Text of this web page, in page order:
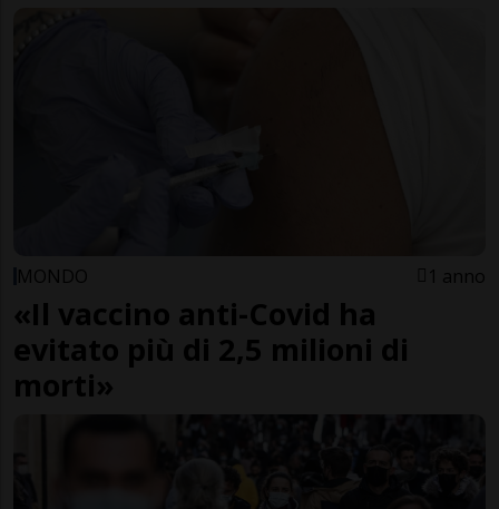
MONDO 1 anno
«Il vaccino anti-Covid ha
evitato più di 2,5 milioni di
morti»